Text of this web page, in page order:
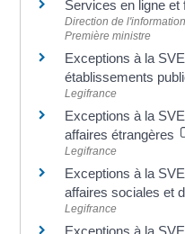
Services en ligne et
Direction de
Première ministre
Exceptions à la
établissements
Legifrance
Exceptions à la
affaires étrangères
Legifrance
Exceptions à la
affaires sociales et
Legifrance
Exceptions à la